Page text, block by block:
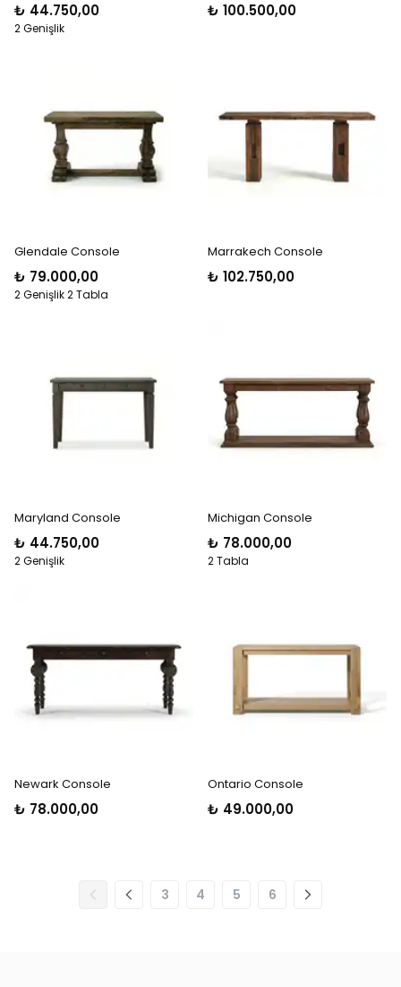
₺ 44.750,00
2 Genişlik
₺ 100.500,00
Glendale Console
₺ 79.000,00
2 Genişlik 2 Tabla
Marrakech Console
₺ 102.750,00
Maryland Console
₺ 44.750,00
2 Genişlik
Michigan Console
₺ 78.000,00
2 Tabla
Newark Console
₺ 78.000,00
Ontario Console
₺ 49.000,00
3 4 5 6